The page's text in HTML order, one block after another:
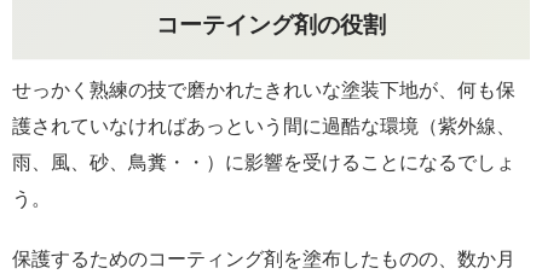
コーテイング剤の役割
せっかく熟練の技で磨かれたきれいな塗装下地が、何も保
護されていなければあっという間に過酷な環境（紫外線、
雨、風、砂、鳥糞・・）に影響を受けることになるでしょ
う。
保護するためのコーティング剤を塗布したものの、数か月